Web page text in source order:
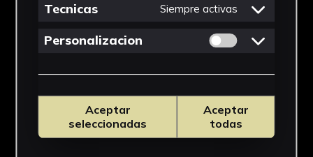
IMÁGENES
Tecnicas Siempre activas
Personalizacion Permitir cookies
Aceptar
seleccionadas
Aceptar
todas